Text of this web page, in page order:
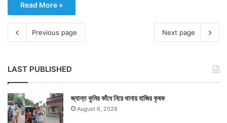
Read More »
Previous page Next page
LAST PUBLISHED
জ্যান্ত কুমির কাঁধে নিয়ে থানায় হাজির কৃষক
August 6, 2026